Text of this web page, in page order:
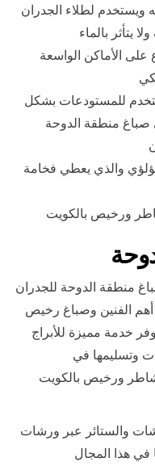
ويستخدم لطلاء الجدران
يتأثر بالماء
على الأماكن الواسعة
للمستودعات بشكل
صباغ منطقة الدوحة
والذي يعطي فخامة
ورخيص بالكويت
منطقة الدوحة للجدران
الفنين وصباغ رخيص
خدمة مميزة للأبراج
وتسليمها في
ورخيص بالكويت
والستائر عبر ورشات
في هذا المجال